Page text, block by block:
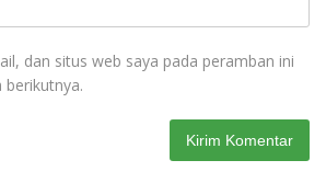
dan situs web saya pada peramban ini